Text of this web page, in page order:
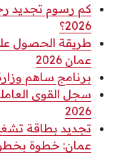
كم رسوم تجديد
2026؟
طريقة الحصول
عمان 2026
برنامج ساهم
سجل القوى
2026
تجديد بطاقة
عمان: خطوة بخطوة